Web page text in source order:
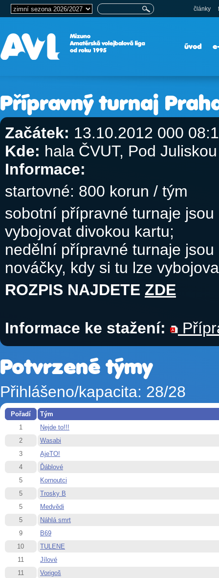
články
úvod
Přípravný turnaj
Začátek: 13.10.2012 000
Kde: hala ČVUT, Pod Juliskou
Informace:
startovné: 800 korun / tým
sobotní přípravné turnaje
vybojovat divokou kartu;
nedělní přípravné turnaje
nováčky, kdy si tu lze
ROZPIS NAJDETE ZDE
Informace ke stažení:
Potvrzené týmy
Přihlášeno/kapacita: 28/28
Pořadí
Tým
1
Nejde to!!!
2
Wasabi
3
AjeTO!
4
Ďáblové
5
Kornoutci
5
Trosky B
5
Medvědi
5
Náhlá smrt
9
B69
10
TULENE
11
Jílové
11
Vorigoš